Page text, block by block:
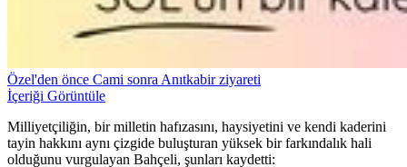
Özel'den önce Cami sonra Anıtkabir ziyareti
İçeriği Görüntüle
Milliyetçiliğin, bir milletin hafızasını, haysiyetini ve kendi kaderini
tayin hakkını aynı çizgide buluşturan yüksek bir farkındalık hali
olduğunu vurgulayan Bahçeli, şunları kaydetti: